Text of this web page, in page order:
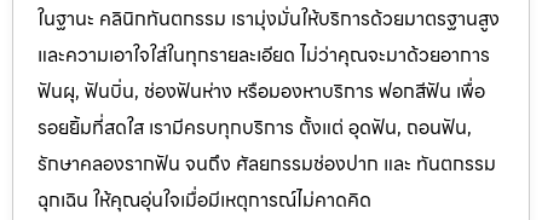
ในฐานะ คลินิกทันตกรรม เรามุ่งมั่นให้บริการด้วยมาตรฐานสูง
และความเอาใจใส่ในทุกรายละเอียด ไม่ว่าคุณจะมาด้วยอาการ
ฟันผุ, ฟันบิ่น, ช่องฟันห่าง หรือมองหาบริการ ฟอกสีฟัน เพื่อ
รอยยิ้มที่สดใส เรามีครบทุกบริการ ตั้งแต่ อุดฟัน, ถอนฟัน,
รักษาคลองรากฟัน จนถึง ศัลยกรรมช่องปาก และ ทันตกรรม
ฉุกเฉิน ให้คุณอุ่นใจเมื่อมีเหตุการณ์ไม่คาดคิด